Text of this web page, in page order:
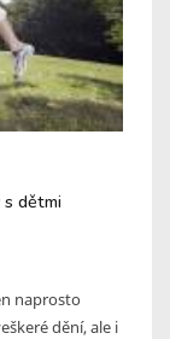
dětmi
naprosto
dění, ale i